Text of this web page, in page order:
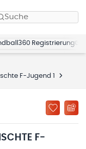
Suche
Registrierung
F-Jugend 1
F-